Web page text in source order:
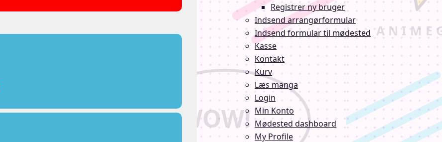
Registrer ny bruger
Indsend arrangørformular
Indsend formular til mødested
Kasse
Kontakt
Kurv
Læs manga
Login
Min Konto
Mødested dashboard
My Profile